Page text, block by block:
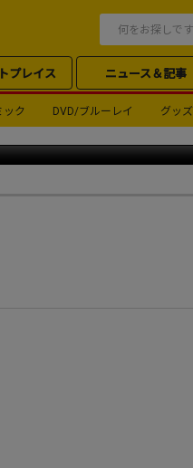
プレイス ニュース＆記事
ク DVD/ブルーレイ グッズ